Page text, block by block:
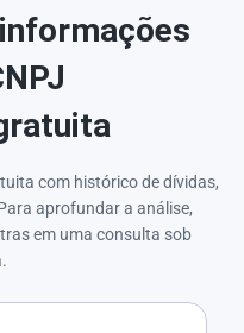
com histórico de dívidas,
aprofundar a análise,
em uma consulta sob